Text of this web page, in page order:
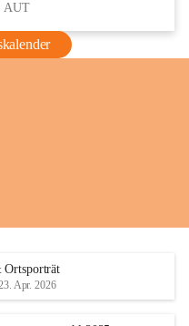
AUT
Ortsporträt
Apr. 2026